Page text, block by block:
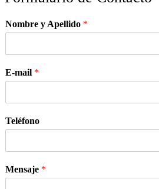
Nombre y Apellido *
E-mail *
Teléfono
Mensaje *